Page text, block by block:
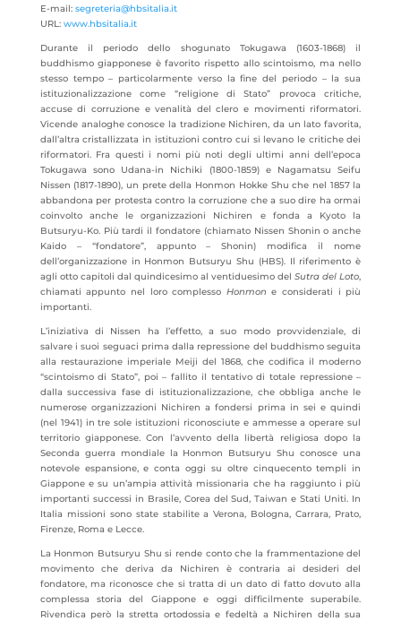
E-mail: segreteria@hbsitalia.it
URL: www.hbsitalia.it
Durante il periodo dello shogunato Tokugawa (1603-1868) il
buddhismo giapponese è favorito rispetto allo scintoismo, ma nello
stesso tempo – particolarmente verso la fine del periodo – la sua
istituzionalizzazione come “religione di Stato” provoca critiche,
accuse di corruzione e venalità del clero e movimenti riformatori.
Vicende analoghe conosce la tradizione Nichiren, da un lato favorita,
dall’altra cristallizzata in istituzioni contro cui si levano le critiche dei
riformatori. Fra questi i nomi più noti degli ultimi anni dell’epoca
Tokugawa sono Udana-in Nichiki (1800-1859) e Nagamatsu Seifu
Nissen (1817-1890), un prete della Honmon Hokke Shu che nel 1857 la
abbandona per protesta contro la corruzione che a suo dire ha ormai
coinvolto anche le organizzazioni Nichiren e fonda a Kyoto la
Butsuryu-Ko. Più tardi il fondatore (chiamato Nissen Shonin o anche
Kaido – “fondatore”, appunto – Shonin) modifica il nome
dell’organizzazione in Honmon Butsuryu Shu (HBS). Il riferimento è
agli otto capitoli dal quindicesimo al ventiduesimo delSutra del Loto,
chiamati appunto nel loro complesso Honmon e considerati i più
importanti.
L’iniziativa di Nissen ha l’effetto, a suo modo provvidenziale, di
salvare i suoi seguaci prima dalla repressione del buddhismo seguita
alla restaurazione imperiale Meiji del 1868, che codifica il moderno
“scintoismo di Stato”, poi – fallito il tentativo di totale repressione –
dalla successiva fase di istituzionalizzazione, che obbliga anche le
numerose organizzazioni Nichiren a fondersi prima in sei e quindi
(nel 1941) in tre sole istituzioni riconosciute e ammesse a operare sul
territorio giapponese. Con l’avvento della libertà religiosa dopo la
Seconda guerra mondiale la Honmon Butsuryu Shu conosce una
notevole espansione, e conta oggi su oltre cinquecento templi in
Giappone e su un’ampia attività missionaria che ha raggiunto i più
importanti successi in Brasile, Corea del Sud, Taiwan e Stati Uniti. In
Italia missioni sono state stabilite a Verona, Bologna, Carrara, Prato,
Firenze, Roma e Lecce.
La Honmon Butsuryu Shu si rende conto che la frammentazione del
movimento che deriva da Nichiren è contraria ai desideri del
fondatore, ma riconosce che si tratta di un dato di fatto dovuto alla
complessa storia del Giappone e oggi difficilmente superabile.
Rivendica però la stretta ortodossia e fedeltà a Nichiren della sua